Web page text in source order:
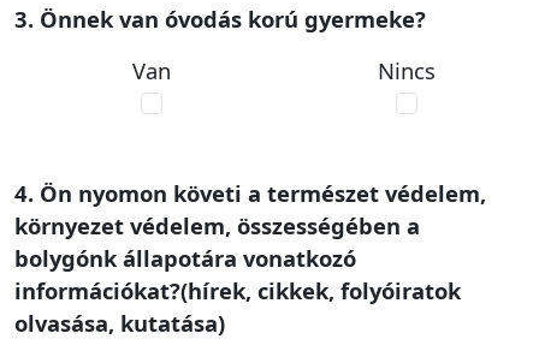
3. Önnek van óvodás korú gyermeke?
Van
Nincs
4. Ön nyomon követi a természet védelem,
környezet védelem, összességében a
bolygónk állapotára vonatkozó
információkat?(hírek, cikkek, folyóiratok
olvasása, kutatása)